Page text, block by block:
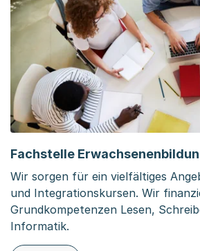
Fachstelle
Wir sorgen für ein vielfältiges
und Integrationskursen. Wir
Grundkompetenzen Lesen,
Informatik.